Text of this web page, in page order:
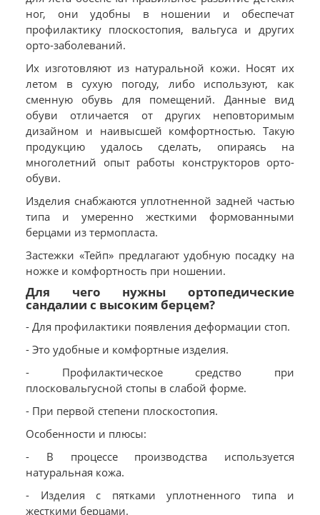
ног, они удобны в ношении и обеспечат
профилактику плоскостопия, вальгуса и других
орто-заболеваний.
Их изготовляют из натуральной кожи. Носят их
летом в сухую погоду, либо используют, как
сменную обувь для помещений. Данные вид
обуви отличается от других неповторимым
дизайном и наивысшей комфортностью. Такую
продукцию удалось сделать, опираясь на
многолетний опыт работы конструкторов орто-
обуви.
Изделия снабжаются уплотненной задней частью
типа и умеренно жесткими формованными
берцами из термопласта.
Застежки «Тейп» предлагают удобную посадку на
ножке и комфортность при ношении.
Для чего нужны ортопедические
сандалии с высоким берцем?
- Для профилактики появления деформации стоп.
- Это удобные и комфортные изделия.
- Профилактическое средство при
плосковальгусной стопы в слабой форме.
- При первой степени плоскостопия.
Особенности и плюсы:
- В процессе производства используется
натуральная кожа.
- Изделия с пятками уплотненного типа и
жесткими берцами.